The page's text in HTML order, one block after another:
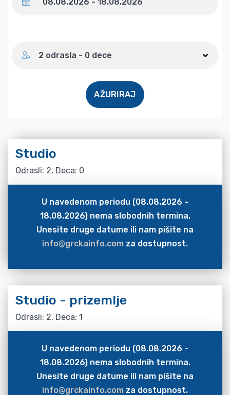
2 odrasla - 0 dece
AŽURIRAJ
Studio
Odrasli: 2, Deca: 0
U navedenom periodu (08.08.2026 -
18.08.2026) nema slobodnih termina.
Unesite druge datume ili nam pišite na
info@grckainfo.com za dostupnost.
Studio - prizemlje
Odrasli: 2, Deca: 1
U navedenom periodu (08.08.2026 -
18.08.2026) nema slobodnih termina.
Unesite druge datume ili nam pišite na
info@grckainfo.com za dostupnost.